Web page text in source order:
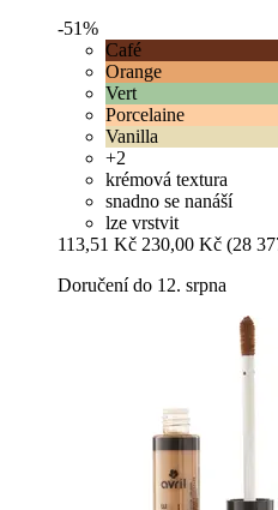
-51%
Café
Orange
Vert
Porcelaine
Vanilla
+2
krémová textura
snadno se nanáší
lze vrstvit
113,51 Kč 230,00 Kč (28
Doručení do 12. srpna